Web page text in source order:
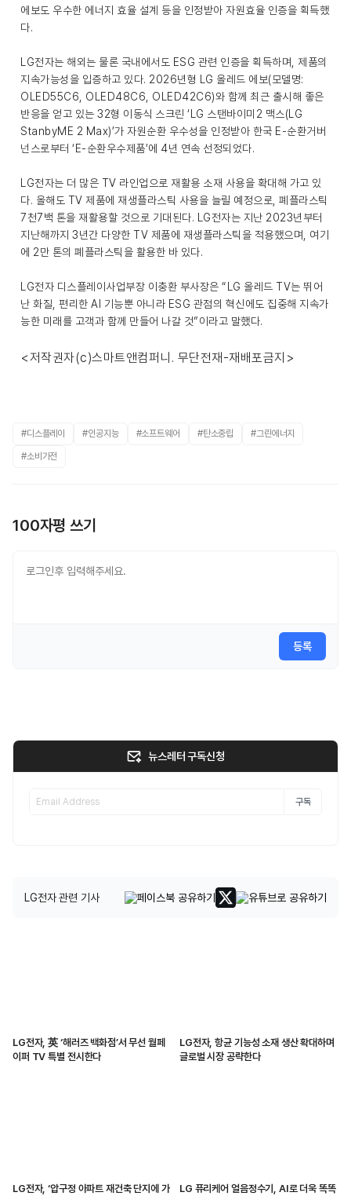
에보도 우수한 에너지 효율 설계 등을 인정받아 자원효율 인증을 획득했
다.
LG전자는 해외는 물론 국내에서도 ESG 관련 인증을 획득하며, 제품의
지속가능성을 입증하고 있다. 2026년형 LG 올레드 에보(모델명:
OLED55C6, OLED48C6, OLED42C6)와 함께 최근 출시해 좋은
반응을 얻고 있는 32형 이동식 스크린 ‘LG 스탠바이미2 맥스(LG
StanbyME 2 Max)’가 자원순환 우수성을 인정받아 한국 E-순환거버
넌스로부터 ‘E-순환우수제품’에 4년 연속 선정되었다.
LG전자는 더 많은 TV 라인업으로 재활용 소재 사용을 확대해 가고 있
다. 올해도 TV 제품에 재생플라스틱 사용을 늘릴 예정으로, 폐플라스틱
7천7백 톤을 재활용할 것으로 기대된다. LG전자는 지난 2023년부터
지난해까지 3년간 다양한 TV 제품에 재생플라스틱을 적용했으며, 여기
에 2만 톤의 폐플라스틱을 활용한 바 있다.
LG전자 디스플레이사업부장 이충환 부사장은 “LG 올레드 TV는 뛰어
난 화질, 편리한 AI 기능뿐 아니라 ESG 관점의 혁신에도 집중해 지속가
능한 미래를 고객과 함께 만들어 나갈 것”이라고 말했다.
<저작권자(c)스마트앤컴퍼니. 무단전재-재배포금지>
#디스플레이 #인공지능 #소프트웨어 #탄소중립 #그린에너지
#소비가전
100자평 쓰기
등록
뉴스레터 구독신청
구독
LG전자 관련 기사
LG전자, 英 ‘해러즈 백화점’서 무선 월페
이퍼 TV 특별 전시한다
LG전자, 항균 기능성 소재 생산 확대하며
글로벌 시장 공략한다
LG전자, ‘압구정 아파트 재건축 단지에 가 LG 퓨리케어 얼음정수기, AI로 더욱 똑똑